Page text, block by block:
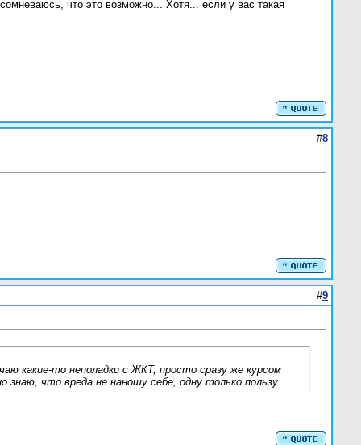
что это возможно... Хотя... если у вас такая
#8
#9
какие-то неполадки с ЖКТ, просто сразу же курсом
что вреда не наношу себе, одну только пользу.